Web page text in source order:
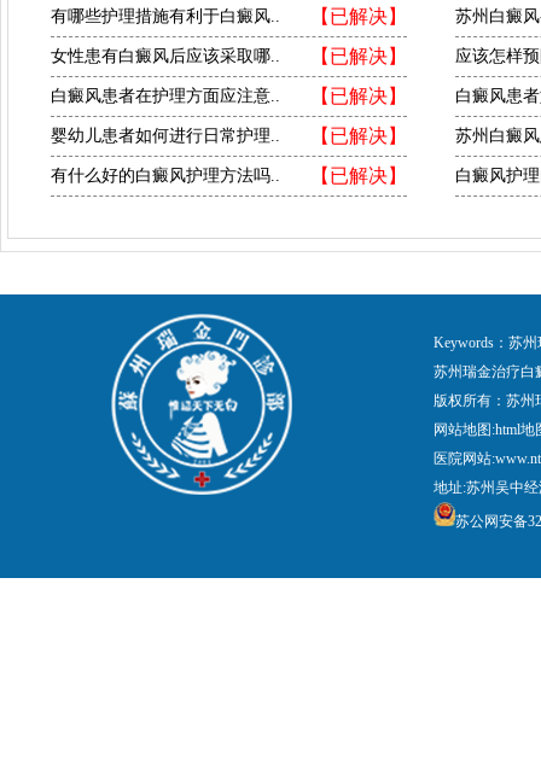
【已解决】
有哪些护理措施有利于白癜风..
【已解决】
女性患有白癜风后应该采取哪..
【已解决】
白癜风患者在护理方面应注意..
【已解决】
婴幼儿患者如何进行日常护理..
【已解决】
有什么好的白癜风护理方法吗..
苏州白癜
应该怎样
白癜风患
苏州白癜
白癜风护
Keywords：苏
苏州瑞金治疗白
版权所有：苏
网站地图:html地
医院网站
地址:苏州吴中
苏公网安备